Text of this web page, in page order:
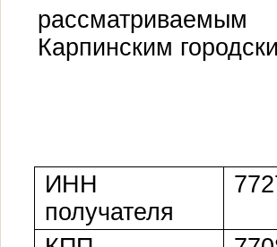
рассматриваемым
Карпинским
ИНН
получателя